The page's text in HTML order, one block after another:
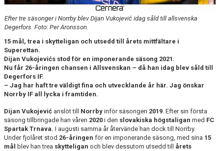
BILDER 2025
TABELL ETTAN SÖDRA 2025
Efter tre säsonger i Norrby blev Dijan Vukojević idag såld till allsvenska
Degerfors. Foto: Per Aronsson.
15 mål, trea i skytteligan och utsedd till årets mittfältare i
Superettan.
Dijan Vukojevićs stod för en imponerande säsong 2021.
Nu får 26-åringen chansen i Allsvenskan – då han idag blev såld till
Degerfors IF.
– Jag har haft tre väldigt fina och utvecklande år här. Jag önskar
Norrby IF all lycka i framtiden.
Dijan Vukojević anslöt till Norrby inför säsongen 2019. Efter sin första
säsong tillbringade han våren 2020 i den slovakiska högstaligan med FC
Spartak Trnava. I augusti samma år återvände han dock till Norrby.
Under fjolåret stod 26-åringen för en imponerande säsong, med sina 15
mål
blev han trea skytteligan och blev dessutom utsedd till årets